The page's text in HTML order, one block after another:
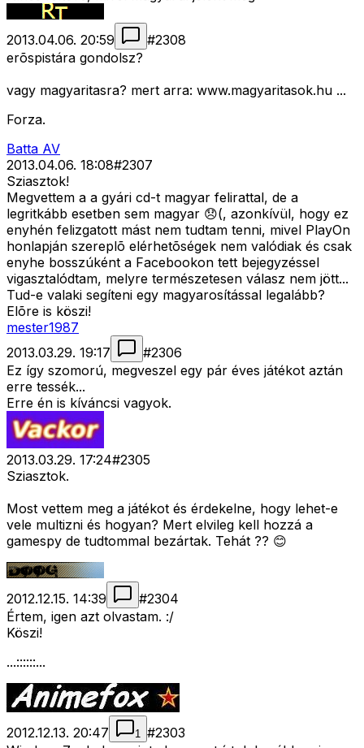
2013.04.06. 20:59 #2308
erõspistára gondolsz?
vagy magyaritasra? mert arra: www.magyaritasok.hu ...
Forza.
Batta AV
2013.04.06. 18:08#2307
Sziasztok!
Megvettem a a gyári cd-t magyar felirattal, de a
legritkább esetben sem magyar 😞(, azonkívül, hogy ez
enyhén felizgatott mást nem tudtam tenni, mivel PlayOn
honlapján szereplõ elérhetõségek nem valódiak és csak
enyhe bosszúként a Facebookon tett bejegyzéssel
vigasztalódtam, melyre természetesen válasz nem jött...
Tud-e valaki segíteni egy magyarosítással legalább?
Elõre is köszi!
mester1987
2013.03.29. 19:17
#2306
Ez így szomorú, megveszel egy pár éves játékot aztán
erre tessék...
Erre én is kíváncsi vagyok.
2013.03.29. 17:24#2305
Sziasztok.
Most vettem meg a játékot és érdekelne, hogy lehet-e
vele multizni és hogyan? Mert elvileg kell hozzá a
gamespy de tudtommal bezártak. Tehát ?? 😊
2012.12.15. 14:39 #2304
Értem, igen azt olvastam. :/
Köszi!
...::::::...
2012.12.13. 20:47 1 #2303